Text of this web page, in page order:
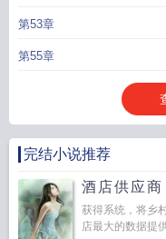
第53章
第55章
完结小说推荐
酒店供应商
获得系统，将乡
店最大的数据提